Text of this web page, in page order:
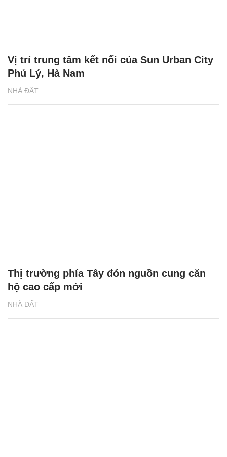
NHÀ ĐẤT
Vị trí trung tâm kết nối của Sun Urban City
Phủ Lý, Hà Nam
NHÀ ĐẤT
Thị trường phía Tây đón nguồn cung căn
hộ cao cấp mới